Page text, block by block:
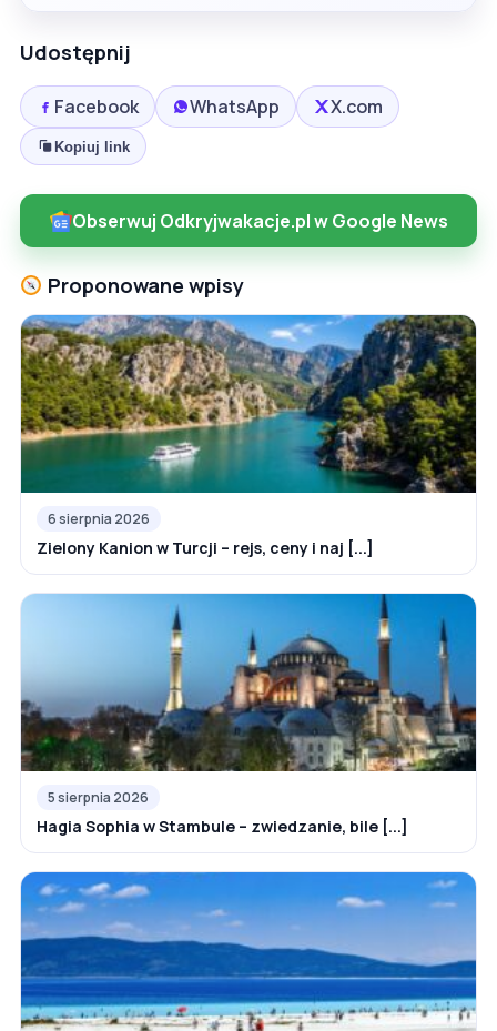
Udostępnij
Facebook WhatsApp X.com
Kopiuj link
Obserwuj Odkryjwakacje.pl w Google News
Proponowane wpisy
6 sierpnia 2026
Zielony Kanion w Turcji – rejs, ceny i naj [...]
5 sierpnia 2026
Hagia Sophia w Stambule – zwiedzanie, bile [...]